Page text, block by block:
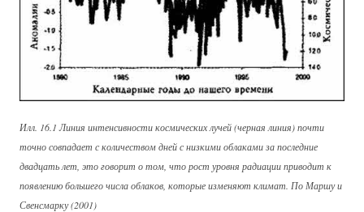
Илл. 16.1 Линия интенсивности космических лучей (черная линия) почти
точно совпадает с количеством дней с низкими облаками за последние
двадцать лет, это говорит о том, что рост уровня радиации приводит к
появлению большего числа облаков, которые изменяют климат. По Маршу и
Свенсмарку (2001)